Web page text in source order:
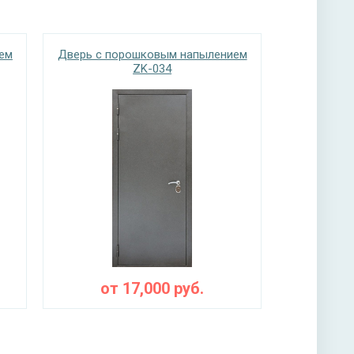
3-х ригельный
Дверь с порошковым напылением
ZK-034
от 17,000 руб.